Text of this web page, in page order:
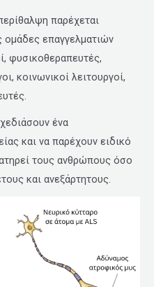
παρέχεται
ομάδες επαγγελματιών
φυσικοθεραπευτές,
κοινωνικοί λειτουργοί,
ένα
και να παρέχουν ειδικό
τους ανθρώπους όσο
και ανεξάρτητους.